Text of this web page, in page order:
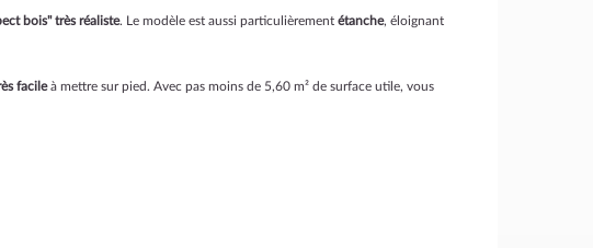
bois" très réaliste. Le modèle est aussi particulièrement étanche, éloignant
facileà mettre sur pied. Avec pas moins de 5,60 m² de surface utile, vous